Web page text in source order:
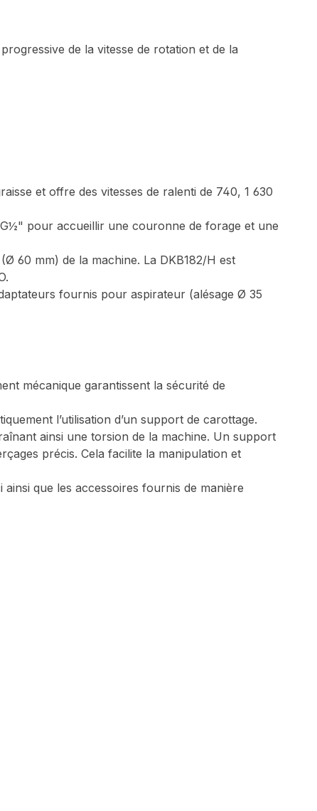
de la vitesse de rotation et de la
et offre des vitesses de ralenti de 740, 1 630
pour accueillir une couronne de forage et une
60 mm) de la machine. La DKB182/H est
fournis pour aspirateur (alésage Ø 35
mécanique garantissent la sécurité de
l’utilisation d’un support de carottage.
ainsi une torsion de la machine. Un support
précis. Cela facilite la manipulation et
que les accessoires fournis de manière